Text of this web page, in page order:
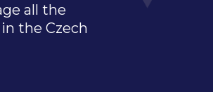
all the
the Czech